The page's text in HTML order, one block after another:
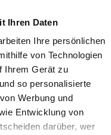
Ihren Daten
Ihre persönlichen
von Technologien
Ihrem Gerät zu
so personalisierte
Werbung und
Entwicklung von
darüber, wer